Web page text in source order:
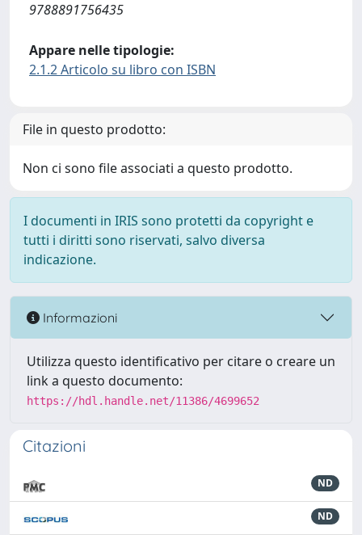
9788891756435
Appare nelle tipologie:
2.1.2 Articolo su libro con ISBN
File in questo prodotto:
Non ci sono file associati a questo prodotto.
I documenti in IRIS sono protetti da copyright e
tutti i diritti sono riservati, salvo diversa
indicazione.
Informazioni
Utilizza questo identificativo per citare o creare un
link a questo documento:
https://hdl.handle.net/11386/4699652
Citazioni
ND
ND